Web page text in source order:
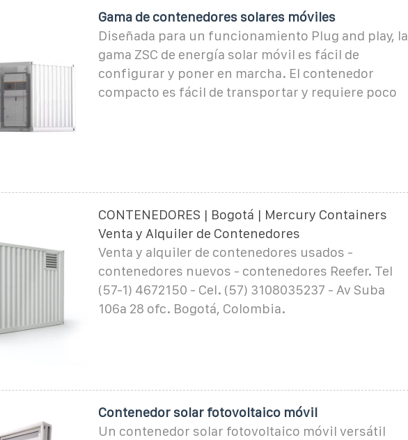
Gama de contenedores solares móviles
Diseñada para un funcionamiento Plug and play, la
gama ZSC de energía solar móvil es fácil de
configurar y poner en marcha. El contenedor
compacto es fácil de transportar y requiere poco
CONTENEDORES | Bogotá | Mercury Containers
Venta y Alquiler de Contenedores
Venta y alquiler de contenedores usados -
contenedores nuevos - contenedores Reefer. Tel
(57-1) 4672150 - Cel. (57) 3108035237 - Av Suba
106a 28 ofc. Bogotá, Colombia.
Contenedor solar fotovoltaico móvil
Un contenedor solar fotovoltaico móvil versátil